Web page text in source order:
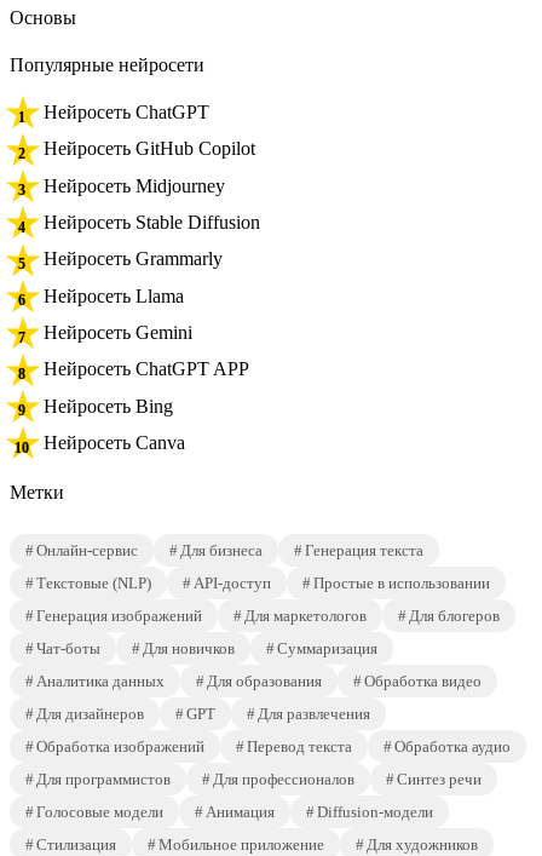
Основы
Популярные нейросети
Нейросеть ChatGPT
Нейросеть GitHub Copilot
Нейросеть Midjourney
Нейросеть Stable Diffusion
Нейросеть Grammarly
Нейросеть Llama
Нейросеть Gemini
Нейросеть ChatGPT APP
Нейросеть Bing
Нейросеть Canva
Метки
Онлайн-сервис Для бизнеса
Генерация текста
Текстовые (NLP)
API-доступ
Простые в использовании
Генерация изображений
Для маркетологов
Для блогеров
Чат-боты
Для новичков
Суммаризация
Аналитика данных
Для образования
Обработка видео
Для дизайнеров
GPT
Для развлечения
Обработка изображений
Перевод текста
Обработка аудио
Для программистов
Для профессионалов
Синтез речи
Голосовые модели
Анимация
Diffusion-модели
Стилизация
Мобильное приложение
Для художников